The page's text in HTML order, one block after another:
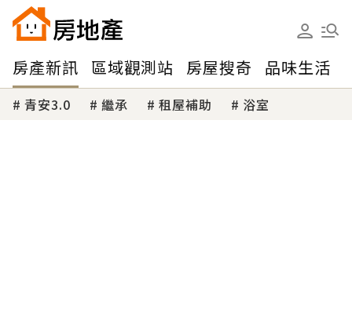
房產新訊 區域觀測站 房屋搜奇 品味生活
青安3.0 繼承 租屋補助 浴室